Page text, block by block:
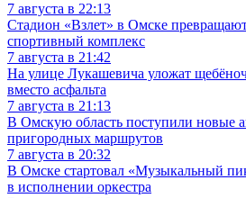
7 августа в 22:13
Стадион «Взлет» в Омске
спортивный комплекс
7 августа в 21:42
На улице Лукашевича уложат
вместо асфальта
7 августа в 21:13
В Омскую область поступили новые
пригородных маршрутов
7 августа в 20:32
В Омске стартовал «Музыкальный
в исполнении оркестра